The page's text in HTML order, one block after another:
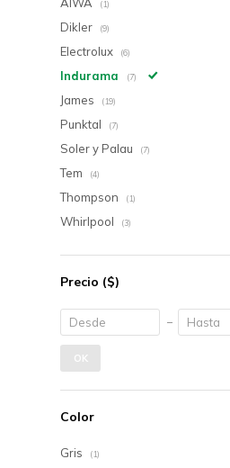
(1)
Dikler (9)
Electrolux (6)
Indurama (7)
James (19)
Punktal (7)
Soler y Palau (7)
Tem (4)
Thompson (1)
Whirlpool (3)
Precio ($)
OK
Color
Gris (1)